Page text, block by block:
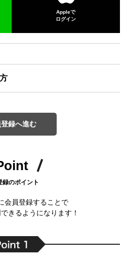
Appleで
ログイン
録へ進む
録のポイント
会員登録することで
きるようになります！